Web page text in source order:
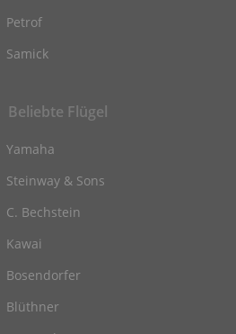
Petrof
Samick
Beliebte Flügel
Yamaha
Steinway & Sons
C. Bechstein
Kawai
Bosendorfer
Blüthner